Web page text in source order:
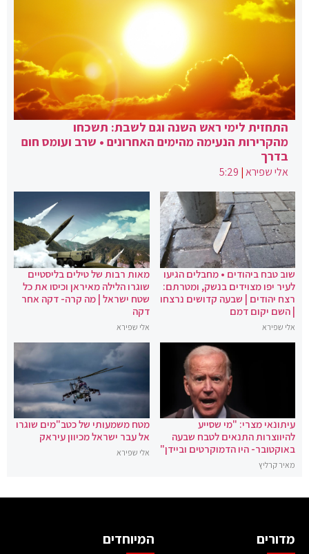
התחזית לימי ראש השנה וגם לשבת: תשכחו
מהקרירות הנעימה מהימים האחרונים • שרב ועומס חום
בדרך
אלי שפירא|
5:29
שוב טבח ביהודים • מחבלים הגיעו
לעיר יפו מצוידים בנשק, ומטרתם:
רצח יהודים | שבעה קדושים נרצחו
| השם יקום דמם
אלי שפירא
מאות רבות של טילים בליסטיים
שוגרו הלילה מאיראן וכיסו את כל
שטח ישראל | מה קרה- דקה אחר
דקה
אלי שפירא
עיתונאי מצרי: "מי שסייע
להיווצרות התנאים לטבח שבעה
באוקטובר- היו הדמוקרטים וביידן"
מאיר קרליץ
מטח משמעותי של כטב"מים שוגרו
אל עבר ישראל מכיוון עיראק
אלי שפירא
מדורים המיוחדים